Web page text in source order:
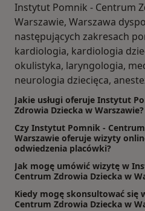
Instytut Pomnik - Centrum
Warszawie, Warszawa
następujących zakresach
kardiologia, kardiologia
okulistyka, laryngologia,
neurologia dziecięca,
Jakie usługi oferuje Instytut
Zdrowia Dziecka w Warszawie?
Czy Instytut Pomnik -
Warszawie oferuje wizyty
odwiedzenia placówki?
Jak mogę umówić wizytę w
Centrum Zdrowia Dziecka w
Kiedy mogę skonsultować się
Centrum Zdrowia Dziecka w